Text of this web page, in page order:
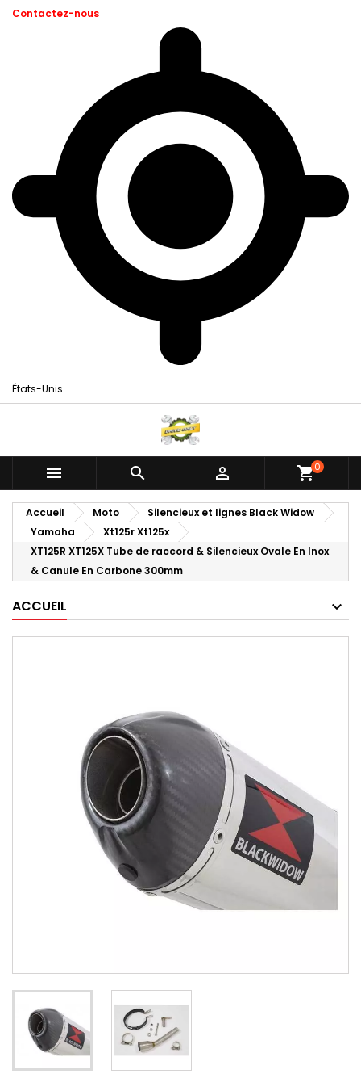
Contactez-nous
États-Unis
   shopping_cart0
Accueil Moto
Silencieux et lignes Black Widow
Yamaha
Xt125r Xt125x
XT125R XT125X Tube de raccord & Silencieux Ovale En Inox
& Canule En Carbone 300mm
ACCUEIL